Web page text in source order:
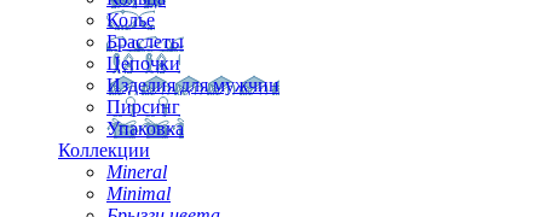
Колье
Браслеты
Цепочки
Изделия для мужчин
Пирсинг
Упаковка
Коллекции
Mineral
Minimal